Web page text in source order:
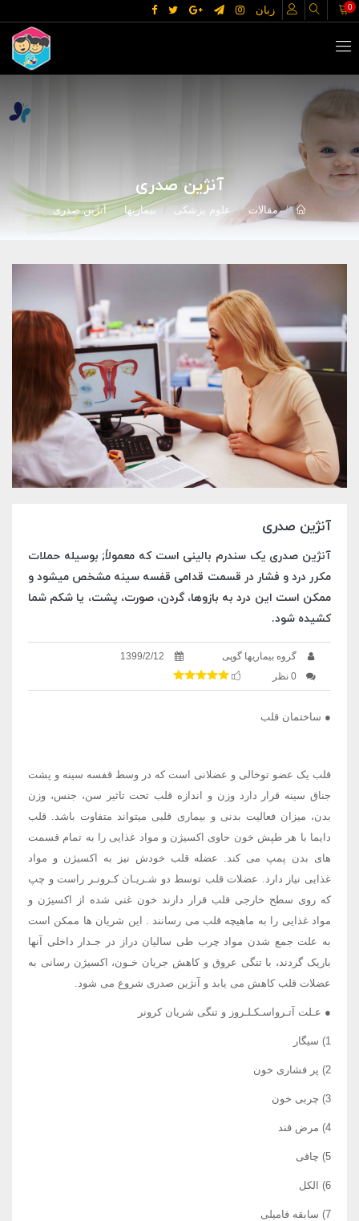
زبان 0
آنژین صدری
مقالات علوم پزشکی بیماریها آنژین صدری
آنژین صدری
آنژین صدری یک سندرم بالینی است که معمولاً; بوسیله حملات
مکرر درد و فشار در قسمت قدامی قفسه سینه مشخص میشود و
ممکن است این درد به بازوها، گردن، صورت، پشت، یا شکم شما
کشیده شود.
گروه بیماریها گوپی
1399/2/12
0 نظر
● ساختمان قلب
قلب یک عضو توخالی و عضلانی است که در وسط قفسه سینه و پشت
جناق سینه قرار دارد وزن و اندازه قلب تحت تاثیر سن، جنس، وزن
بدن، میزان فعالیت بدنی و بیماری قلبی میتواند متفاوت باشد. قلب
دایما با هر طپش خون حاوی اکسیژن و مواد غذایی را به تمام قسمت
های بدن پمپ می کند. عضله قلب خودش نیز به اکسیژن و مواد
غذایی نیاز دارد. عضلات قلب توسط دو شـریـان کـرونـر راست و چپ
که روی سطح خارجی قلب قرار دارند خون غنی شده از اکسیژن و
مواد غذایی را به ماهیچه قلب می رسانند . این شریان ها ممکن است
به علت جمع شدن مواد چرب طی سالیان دراز در جـدار داخلی آنها
باریک گردند، با تنگی عروق و کاهش جریان خـون، اکسیژن رسانی به
عضلات قلب کاهش می یابد و آنژین صدری شروع می شود.
● عـلت آتـرواسـکـلـروز و تنگی شریان کرونر
1) سیگار
2) پر فشاری خون
3) چربی خون
4) مرض قند
5) چاقی
6) الکل
7) سابقه فامیلی